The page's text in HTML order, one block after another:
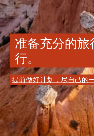
准备充分的旅
行。
提前做好计划，尽自己的一